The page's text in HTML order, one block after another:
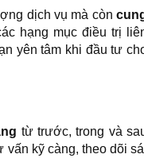
dịch vụ mà còn
hạng mục điều trị
yên tâm khi đầu tư
từ trước, trong và
vấn kỹ càng, theo dõi